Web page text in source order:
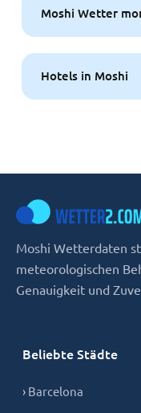
Moshi Wetter
Hotels in Moshi
Moshi Wetterdaten
meteorologischen
Genauigkeit und
Beliebte Städte
› Barcelona